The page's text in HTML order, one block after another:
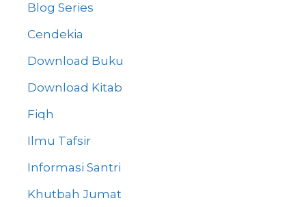
Blog Series
Cendekia
Download Buku
Download Kitab
Fiqh
Ilmu Tafsir
Informasi Santri
Khutbah Jumat